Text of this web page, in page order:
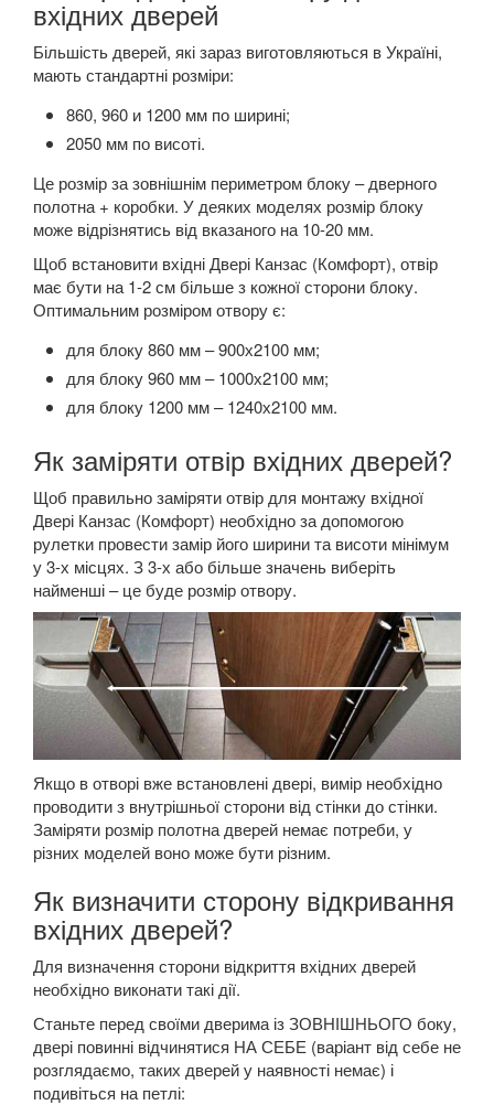
вхідних дверей
Більшість дверей, які зараз виготовляються в Україні,
мають стандартні розміри:
860, 960 и 1200 мм по ширині;
2050 мм по висоті.
Це розмір за зовнішнім периметром блоку – дверного
полотна + коробки. У деяких моделях розмір блоку
може відрізнятись від вказаного на 10-20 мм.
Щоб встановити вхідні Двері Канзас (Комфорт), отвір
має бути на 1-2 см більше з кожної сторони блоку.
Оптимальним розміром отвору є:
для блоку 860 мм – 900х2100 мм;
для блоку 960 мм – 1000х2100 мм;
для блоку 1200 мм – 1240х2100 мм.
Як заміряти отвір вхідних дверей?
Щоб правильно заміряти отвір для монтажу вхідної
Двері Канзас (Комфорт) необхідно за допомогою
рулетки провести замір його ширини та висоти мінімум
у 3-х місцях. З 3-х або більше значень виберіть
найменші – це буде розмір отвору.
Якщо в отворі вже встановлені двері, вимір необхідно
проводити з внутрішньої сторони від стінки до стінки.
Заміряти розмір полотна дверей немає потреби, у
різних моделей воно може бути різним.
Як визначити сторону відкривання
вхідних дверей?
Для визначення сторони відкриття вхідних дверей
необхідно виконати такі дії.
Станьте перед своїми дверима із ЗОВНІШНЬОГО боку,
двері повинні відчинятися НА СЕБЕ (варіант від себе не
розглядаємо, таких дверей у наявності немає) і
подивіться на петлі: